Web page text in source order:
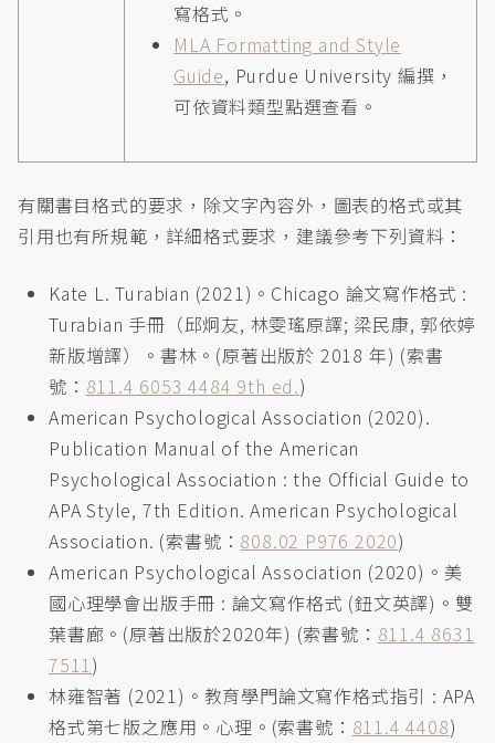
寫格式。
MLA Formatting and Style
Guide, Purdue University 編撰，
可依資料類型點選查看。
有關書目格式的要求，除文字內容外，圖表的格式或其
引用也有所規範，詳細格式要求，建議參考下列資料：
Kate L. Turabian (2021)。Chicago 論文寫作格式 :
Turabian 手冊（邱炯友, 林雯瑤原譯; 梁民康, 郭依婷
新版增譯）。書林。(原著出版於 2018 年) (索書
號： 811.4 6053 4484 9th ed.)
American Psychological Association (2020).
Publication Manual of the American
Psychological Association : the Official Guide to
APA Style, 7th Edition. American Psychological
Association. (索書號： 808.02 P976 2020)
American Psychological Association (2020)。美
國心理學會出版手冊 : 論文寫作格式 (鈕文英譯)。雙
葉書廊。(原著出版於2020年) (索書號： 811.4 8631
7511)
林雍智著 (2021)。教育學門論文寫作格式指引 : APA
格式第七版之應用。心理。(索書號： 811.4 4408)